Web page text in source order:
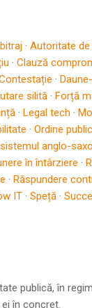
· Autoritate
· Clauză
·
silită · Forță
· Legal tech ·
· Ordine
anglo-
în întârziere ·
· Răspundere
IT · Speță ·
publică, în
în concret.